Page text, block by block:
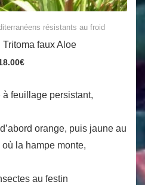
résistants au froid
faux Aloe
€
feuillage persistant,
orange, puis jaune au
la hampe monte,
au festin